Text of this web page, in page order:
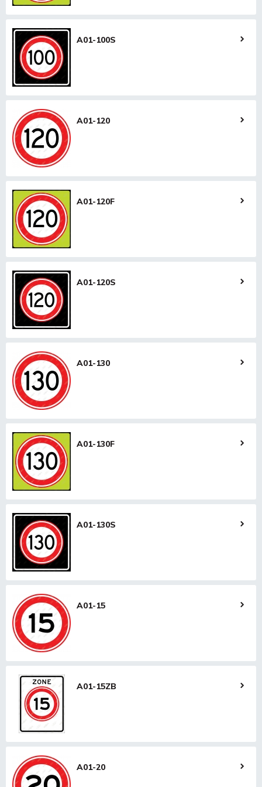
A01-100S
A01-120
A01-120F
A01-120S
A01-130
A01-130F
A01-130S
A01-15
A01-15ZB
A01-20